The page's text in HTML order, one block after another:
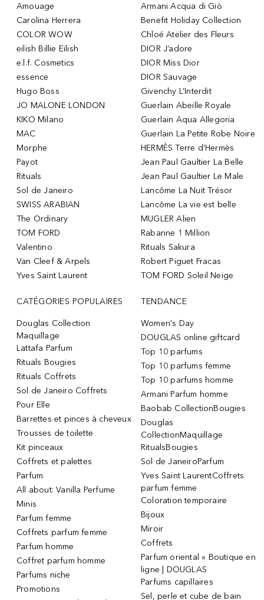
Amouage
Carolina Herrera
COLOR WOW
eilish Billie Eilish
e.l.f. Cosmetics
essence
Hugo Boss
JO MALONE LONDON
KIKO Milano
MAC
Morphe
Payot
Rituals
Sol de Janeiro
SWISS ARABIAN
The Ordinary
TOM FORD
Valentino
Van Cleef & Arpels
Yves Saint Laurent
Armani Acqua di Giò
Benefit Holiday Collection
Chloé Atelier des Fleurs
DIOR J’adore
DIOR Miss Dior
DIOR Sauvage
Givenchy L’Interdit
Guerlain Abeille Royale
Guerlain Aqua Allegoria
Guerlain La Petite Robe Noire
HERMÈS Terre d’Hermès
Jean Paul Gaultier La Belle
Jean Paul Gaultier Le Male
Lancôme La Nuit Trésor
Lancôme La vie est belle
MUGLER Alien
Rabanne 1 Million
Rituals Sakura
Robert Piguet Fracas
TOM FORD Soleil Neige
CATÉGORIES POPULAIRES
Douglas Collection
Maquillage
Lattafa Parfum
Rituals Bougies
Rituals Coffrets
Sol de Janeiro Coffrets
Pour Elle
Barrettes et pinces à cheveux
Trousses de toilette
Kit pinceaux
Coffrets et palettes
Parfum
All about: Vanilla Perfume
Minis
Parfum femme
Coffrets parfum femme
Parfum homme
Coffret parfum homme
Parfums niche
Promotions
TENDANCE
Women's Day
DOUGLAS online giftcard
Top 10 parfums
Top 10 parfums femme
Top 10 parfums homme
Armani Parfum homme
Baobab CollectionBougies
Douglas
CollectionMaquillage
RitualsBougies
Sol de JaneiroParfum
Yves Saint LaurentCoffrets
parfum femme
Coloration temporaire
Bijoux
Miroir
Coffrets
Parfum oriental » Boutique en
ligne | DOUGLAS
Parfums capillaires
Sel, perle et cube de bain